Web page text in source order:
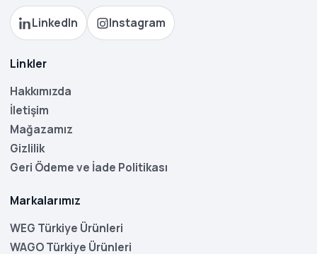
LinkedIn Instagram
Linkler
Hakkımızda
İletişim
Mağazamız
Gizlilik
Geri Ödeme ve İade Politikası
Markalarımız
WEG Türkiye Ürünleri
WAGO Türkiye Ürünleri